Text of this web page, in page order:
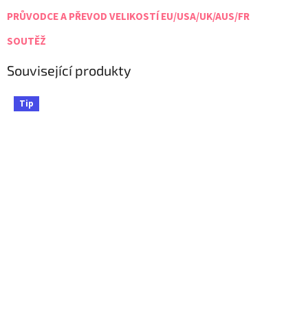
PRŮVODCE A PŘEVOD VELIKOSTÍ EU/USA/UK/AUS/FR
SOUTĚŽ
Související produkty
Tip